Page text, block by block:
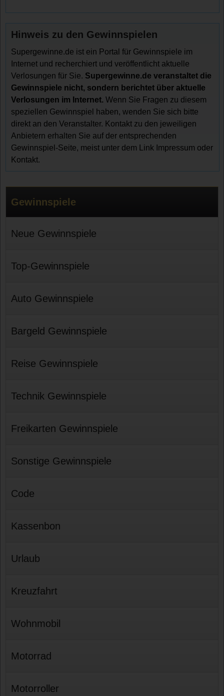
Hinweis zu den Gewinnspielen
Supergewinne.de ist ein Portal für Gewinnspiele im
Internet und recherchiert und veröffentlicht aktuelle
Verlosungen für Sie. Supergewinne.de veranstaltet die
Gewinnspiele nicht, sondern berichtet über aktuelle
Verlosungen im Internet. Wenn Sie Fragen zu diesem
speziellen Gewinnspiel haben, wenden Sie sich bitte
direkt an den Veranstalter. Kontakt zu den jeweiligen
Anbietern erhalten Sie auf der entsprechenden
Gewinnspiel-Seite, meist unter dem Link Impressum oder
Kontakt.
Gewinnspiele
Neue Gewinnspiele
Top-Gewinnspiele
Auto Gewinnspiele
Bargeld Gewinnspiele
Reise Gewinnspiele
Technik Gewinnspiele
Freikarten Gewinnspiele
Sonstige Gewinnspiele
Code
Kassenbon
Urlaub
Kreuzfahrt
Wohnmobil
Motorrad
Motorroller